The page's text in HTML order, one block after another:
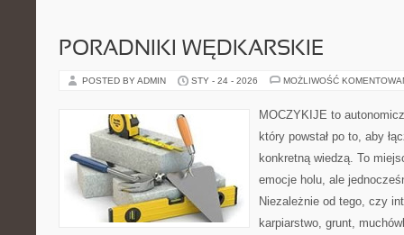
PORADNIKI WĘDKARSKIE
POSTED BY ADMIN STY - 24 - 2026 MOŻLIWOŚĆ
MOCZYKIJE to
który powstał po to, aby
konkretną wiedzą. To
emocje holu, ale
Niezależnie od tego, czy
karpiarstwo, grunt,